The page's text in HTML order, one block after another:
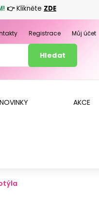
👉Klikněte ZDE
NOVINKY AKCE
Registrace Můj účet